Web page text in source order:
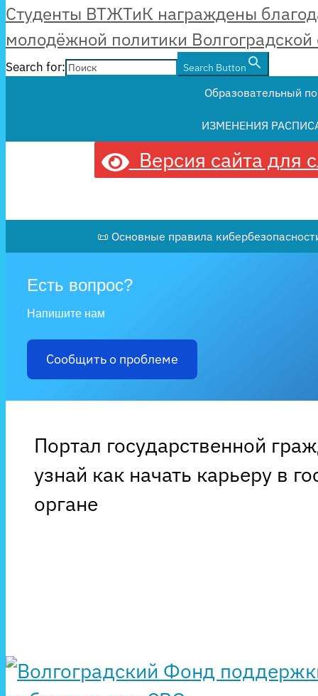
Студенты ВТЖТиК награждены
молодёжной политики Волгоградской
Search for: Search Button
Образовательный
ИЗМЕНЕНИЯ
Версия сайта для
📜 Основные правила
Есть вопрос?
Напишите нам
Сообщить о проблеме
Портал государственной
узнай как начать карьеру в
органе